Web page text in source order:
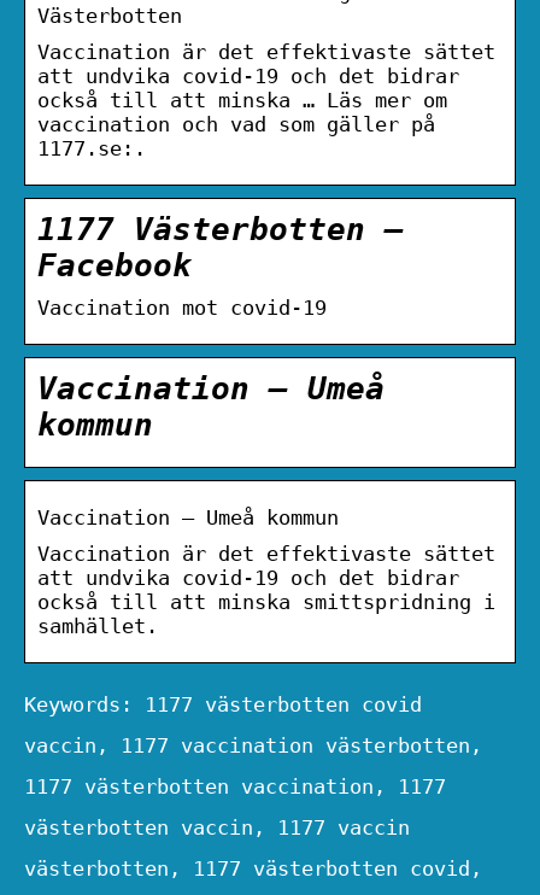
Västerbotten
Vaccination är det effektivaste sättet
att undvika covid-19 och det bidrar
också till att minska … Läs mer om
vaccination och vad som gäller på
1177.se:.
1177 Västerbotten –
Facebook
Vaccination mot covid-19
Vaccination – Umeå
kommun
Vaccination – Umeå kommun
Vaccination är det effektivaste sättet
att undvika covid-19 och det bidrar
också till att minska smittspridning i
samhället.
Keywords: 1177 västerbotten covid
vaccin, 1177 vaccination västerbotten,
1177 västerbotten vaccination, 1177
västerbotten vaccin, 1177 vaccin
västerbotten, 1177 västerbotten covid,